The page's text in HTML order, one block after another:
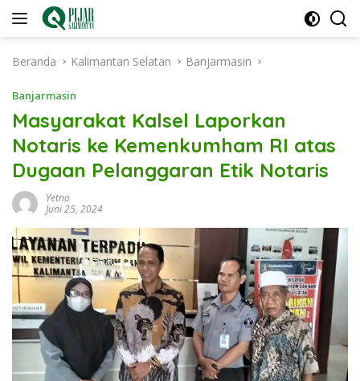
Langsung
Beranda
Kalimantan Selatan Banjarmasin
Banjarmasin
Masyarakat Kalsel Laporkan
Notaris ke Kemenkumham RI atas
Dugaan Pelanggaran Etik Notaris
Yetno
Juni 25, 2024